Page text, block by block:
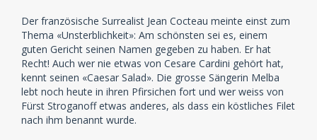
Der französische Surrealist Jean Cocteau meinte einst zum
Thema «Unsterblichkeit»: Am schönsten sei es, einem
guten Gericht seinen Namen gegeben zu haben. Er hat
Recht! Auch wer nie etwas von Cesare Cardini gehört hat,
kennt seinen «Caesar Salad». Die grosse Sängerin Melba
lebt noch heute in ihren Pfirsichen fort und wer weiss von
Fürst Stroganoff etwas anderes, als dass ein köstliches Filet
nach ihm benannt wurde.